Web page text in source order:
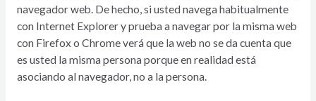
navegador web. De hecho, si usted navega habitualmente
con Internet Explorer y prueba a navegar por la misma web
con Firefox o Chrome verá que la web no se da cuenta que
es usted la misma persona porque en realidad está
asociando al navegador, no a la persona.